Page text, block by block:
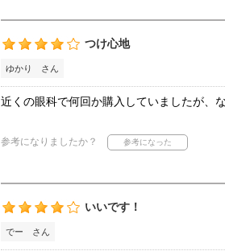
つけ心地
ゆかり さん
近くの眼科で何回か購入していましたが、
参考になりましたか？
いいです！
でー さん